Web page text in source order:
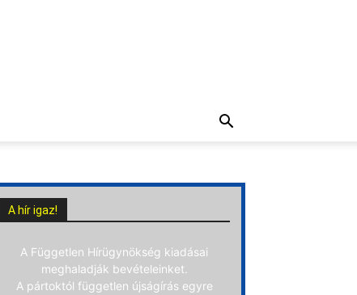
A hír igaz!
A Független Hírügynökség kiadásai
meghaladják bevételeinket.
A pártoktól független újságírás egyre